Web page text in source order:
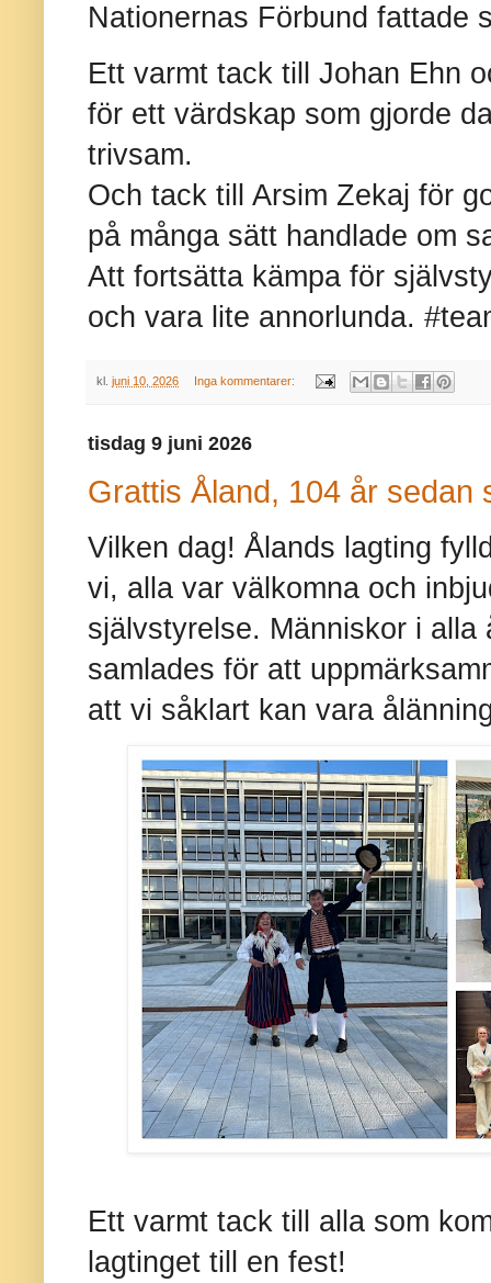
Nationernas Förbund fattade
Ett varmt tack till Johan Ehn
för ett värdskap som gjorde
trivsam.
Och tack till Arsim Zekaj för
på många sätt handlade om
Att fortsätta kämpa för
och vara lite annorlunda.
kl. juni 10, 2026 Inga kommentarer:
tisdag 9 juni 2026
Grattis Åland, 104 år sedan
Vilken dag! Ålands lagting
vi, alla var välkomna och
självstyrelse. Människor i alla
samlades för att
att vi såklart kan vara
Ett varmt tack till alla som
lagtinget till en fest!